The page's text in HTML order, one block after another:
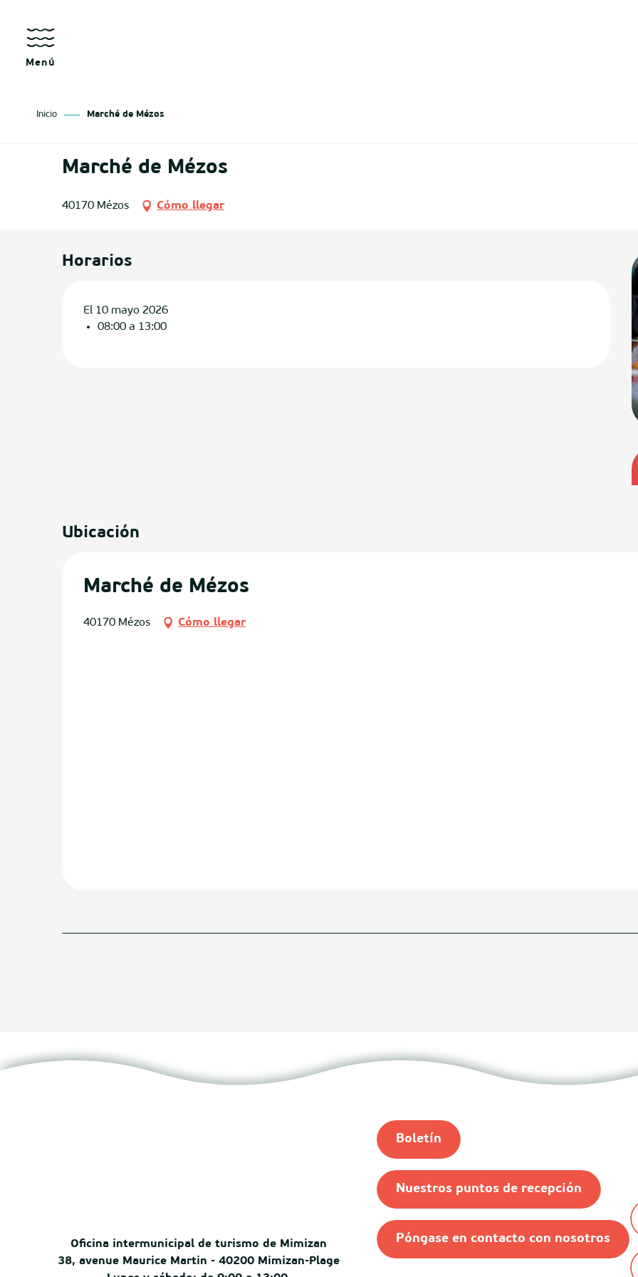
contenu
principal
Menú
Inicio Marché de Mézos
Marché de Mézos
40170 Mézos Cómo llegar
Horarios
El 10 mayo 2026
08:00 a 13:00
Ubicación
Marché de Mézos
40170 Mézos Cómo llegar
Oficina intermunicipal de turismo de Mimizan
38, avenue Maurice Martin - 40200 Mimizan-Plage
Boletín
Nuestros puntos de recepción
Póngase en contacto con nosotros